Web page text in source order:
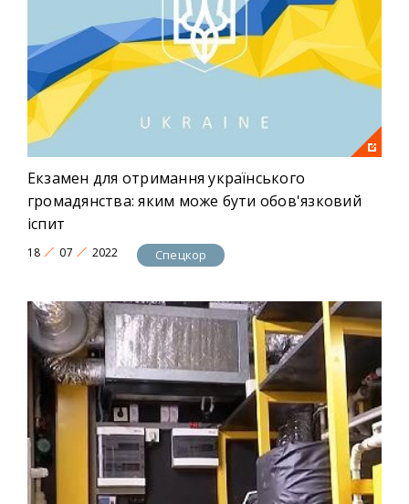
Екзамен для отримання українського
громадянства: яким може бути обов'язковий
іспит
18 07 2022 Спецкор